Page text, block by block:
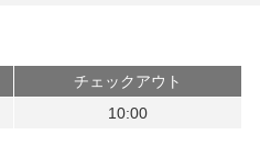
チェックアウト
10:00